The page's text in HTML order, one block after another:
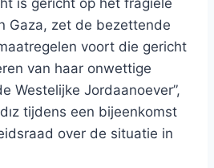
is gericht op het fragiele
Gaza, zet de bezettende
voort die gericht
van haar onwettige
Westelijke Jordaanoever”,
tijdens een bijeenkomst
over de situatie in